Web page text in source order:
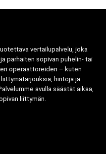
vertailupalvelu, joka
parhaiten sopivan puhelin- tai
operaattoreiden – kuten
liittymätarjouksia, hintoja ja
avulla säästät aikaa,
liittymän.